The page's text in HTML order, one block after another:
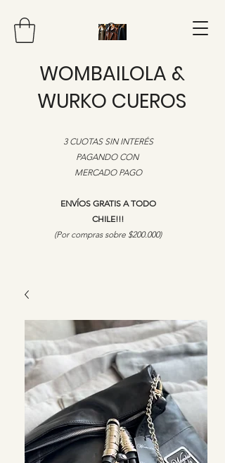
WOMBAILOLA &
WURKO CUEROS
3 CUOTAS SIN INTERÉS
PAGANDO CON
MERCADO PAGO
ENVÍOS GRATIS A TODO
CHILE!!!
​(Por compras sobre $200.000)